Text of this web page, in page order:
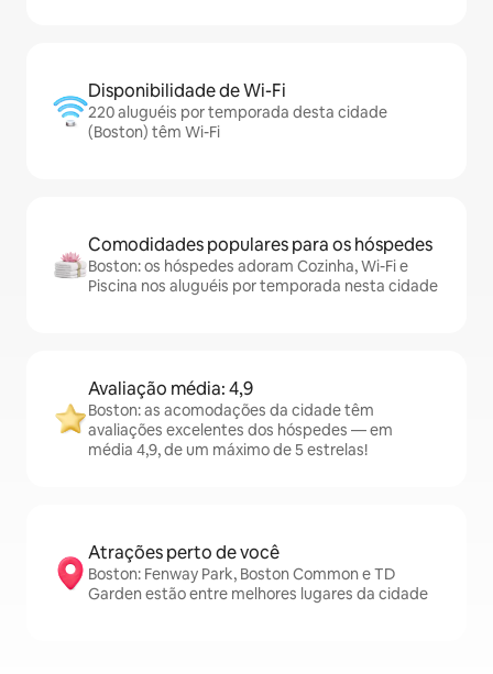
Disponibilidade de Wi-Fi
220 aluguéis por temporada desta cidade
(Boston) têm Wi-Fi
Comodidades populares para os hóspedes
Boston: os hóspedes adoram Cozinha, Wi-Fi e
Piscina nos aluguéis por temporada nesta cidade
Avaliação média: 4,9
Boston: as acomodações da cidade têm
avaliações excelentes dos hóspedes — em
média 4,9, de um máximo de 5 estrelas!
Atrações perto de você
Boston: Fenway Park, Boston Common e TD
Garden estão entre melhores lugares da cidade